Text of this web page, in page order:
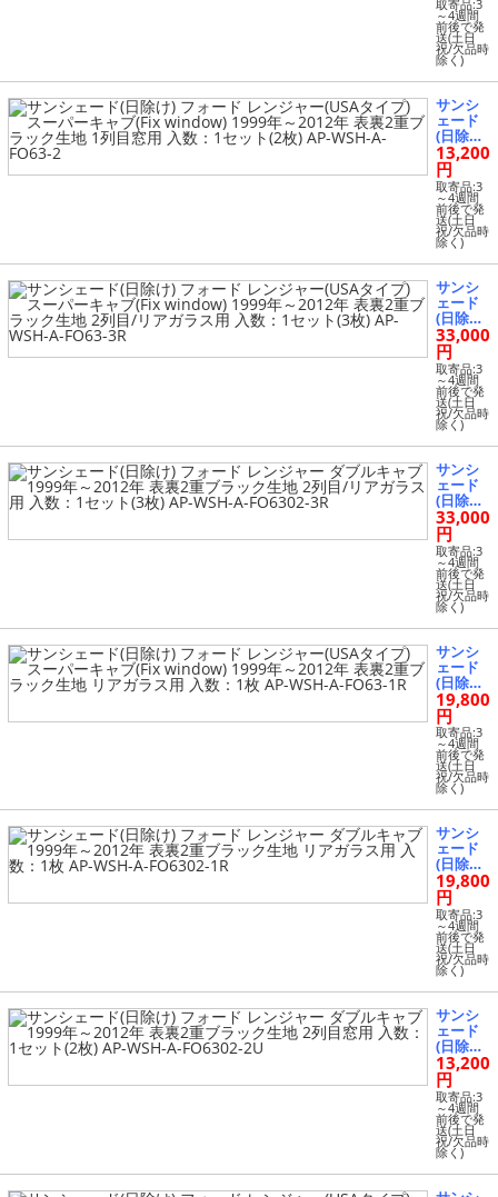
枚) AP-
WSH-A-
FO6302-
2
(南アメ
リカ) ca
bine si
mples 1
999年～
表裏2重
ブラッ
ク生地 1
列目窓
用 入
数：1セ
ット(2
枚) AP-
WSH-A-
FO6303-
2
取寄品:3
～4週間
前後で発
送(土日
祝/欠品時
除く)
サンシ
ェード
(日除け)
フォー
ド レン
ジャー
(USAタ
イプ) ス
ーパー
キャブ
(Fix wi
1999年
～2012
年 表裏2
重ブラ
ック生
地 1列目
窓用 入
数：1セ
ット(2
枚) AP-
WSH-A-
FO63-2
13,200
円
取寄品:3
～4週間
前後で発
送(土日
祝/欠品時
除く)
サンシ
ェード
(日除け)
フォー
ド レン
ジャー
(USAタ
イプ) ス
ーパー
キャブ
(Fix wi
1999年
～2012
年 表裏2
重ブラ
ック生
地 2列
目/リア
ガラス
用 入
数：1セ
ット(3
枚) AP-
WSH-A-
FO63-3
R
33,000
円
取寄品:3
～4週間
前後で発
送(土日
祝/欠品時
除く)
サンシ
ェード
(日除け)
フォー
ド レン
ジャー
ダブル
キャブ 1
999年～
2012年
表裏2重
ク生地 2
列目/リ
アガラ
ス用 入
数：1セ
ット(3
枚) AP-
WSH-A-
FO6302-
3R
33,000
円
取寄品:3
～4週間
前後で発
送(土日
祝/欠品時
除く)
サンシ
ェード
(日除け)
フォー
ド レン
ジャー
(USAタ
イプ) ス
ーパー
キャブ
(Fix wi
ndow)
1999年
～2012
年 表裏2
重ブラ
ック生
地 リア
ガラス
用 入
数：1枚
AP-WS
H-A-FO
63-1R
19,800
円
取寄品:3
～4週間
前後で発
送(土日
祝/欠品時
除く)
サンシ
ェード
(日除け)
フォー
ド レン
ジャー
ダブル
キャブ 1
999年～
2012年
表裏2重
ク生地
リアガ
ラス用
入数：1
枚 AP-
WSH-A-
FO6302-
1R
19,800
円
取寄品:3
～4週間
前後で発
送(土日
祝/欠品時
除く)
サンシ
ェード
(日除け)
フォー
ド レン
ジャー
ダブル
キャブ 1
999年～
2012年
表裏2重
13,200
円
取寄品:3
～4週間
前後で発
送(土日
祝/欠品時
除く)